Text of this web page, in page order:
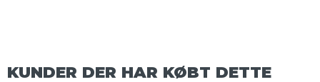
KUNDER DER HAR KØBT DETTE